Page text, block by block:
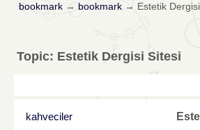
bookmark→ bookmark→ Estetik
Topic: Estetik Dergisi Sitesi
kahveciler